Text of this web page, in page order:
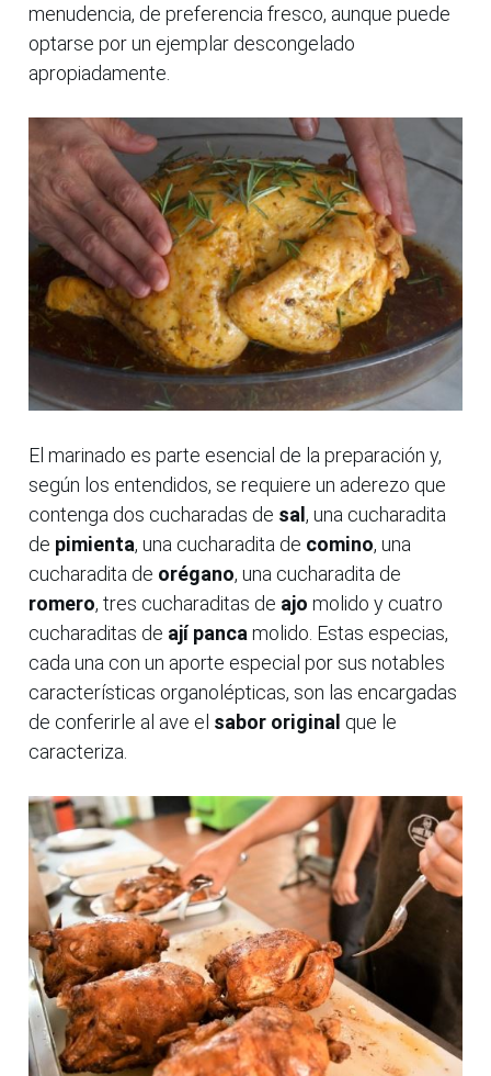
menudencia, de preferencia fresco, aunque puede
optarse por un ejemplar descongelado
apropiadamente.
El marinado es parte esencial de la preparación y,
según los entendidos, se requiere un aderezo que
contenga dos cucharadas de sal, una cucharadita
de pimienta, una cucharadita de comino, una
cucharadita de orégano, una cucharadita de
romero, tres cucharaditas de ajo molido y cuatro
cucharaditas de ají panca molido. Estas especias,
cada una con un aporte especial por sus notables
características organolépticas, son las encargadas
de conferirle al ave el sabor original que le
caracteriza.